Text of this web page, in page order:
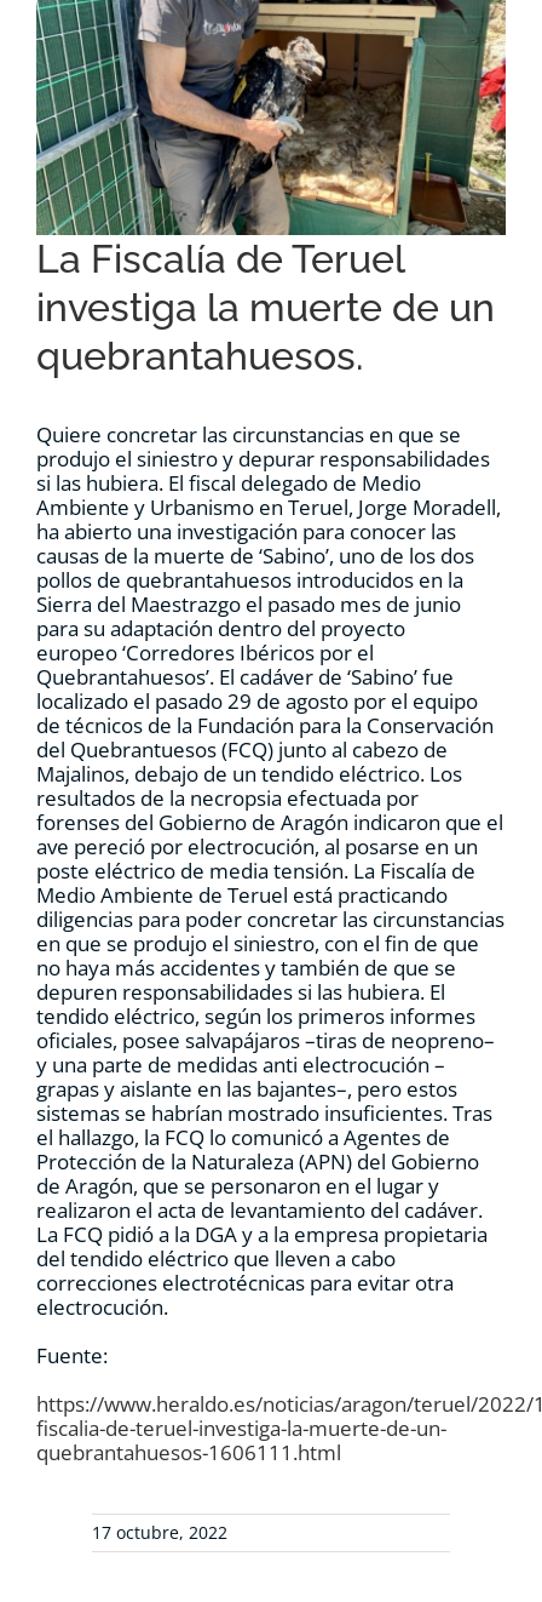
RECURSOS
NOTICIAS
CONTACTO
CARRITO
La Fiscalía de Teruel
investiga la muerte de un
quebrantahuesos.
Quiere concretar las circunstancias en que se
produjo el siniestro y depurar responsabilidades
si las hubiera. El fiscal delegado de Medio
Ambiente y Urbanismo en Teruel, Jorge Moradell,
ha abierto una investigación para conocer las
causas de la muerte de ‘Sabino’, uno de los dos
pollos de quebrantahuesos introducidos en la
Sierra del Maestrazgo el pasado mes de junio
para su adaptación dentro del proyecto
europeo ‘Corredores Ibéricos por el
Quebrantahuesos’. El cadáver de ‘Sabino’ fue
localizado el pasado 29 de agosto por el equipo
de técnicos de la Fundación para la Conservación
del Quebrantuesos (FCQ) junto al cabezo de
Majalinos, debajo de un tendido eléctrico. Los
resultados de la necropsia efectuada por
forenses del Gobierno de Aragón indicaron que el
ave pereció por electrocución, al posarse en un
poste eléctrico de media tensión. La Fiscalía de
Medio Ambiente de Teruel está practicando
diligencias para poder concretar las circunstancias
en que se produjo el siniestro, con el fin de que
no haya más accidentes y también de que se
depuren responsabilidades si las hubiera. El
tendido eléctrico, según los primeros informes
oficiales, posee salvapájaros –tiras de neopreno–
y una parte de medidas anti electrocución –
grapas y aislante en las bajantes–, pero estos
sistemas se habrían mostrado insuficientes. Tras
el hallazgo, la FCQ lo comunicó a Agentes de
Protección de la Naturaleza (APN) del Gobierno
de Aragón, que se personaron en el lugar y
realizaron el acta de levantamiento del cadáver.
La FCQ pidió a la DGA y a la empresa propietaria
del tendido eléctrico que lleven a cabo
correcciones electrotécnicas para evitar otra
electrocución.
Fuente:
https://www.heraldo.es/noticias/aragon/teruel/2022/
fiscalia-de-teruel-investiga-la-muerte-de-un-
quebrantahuesos-1606111.html
17 octubre, 2022